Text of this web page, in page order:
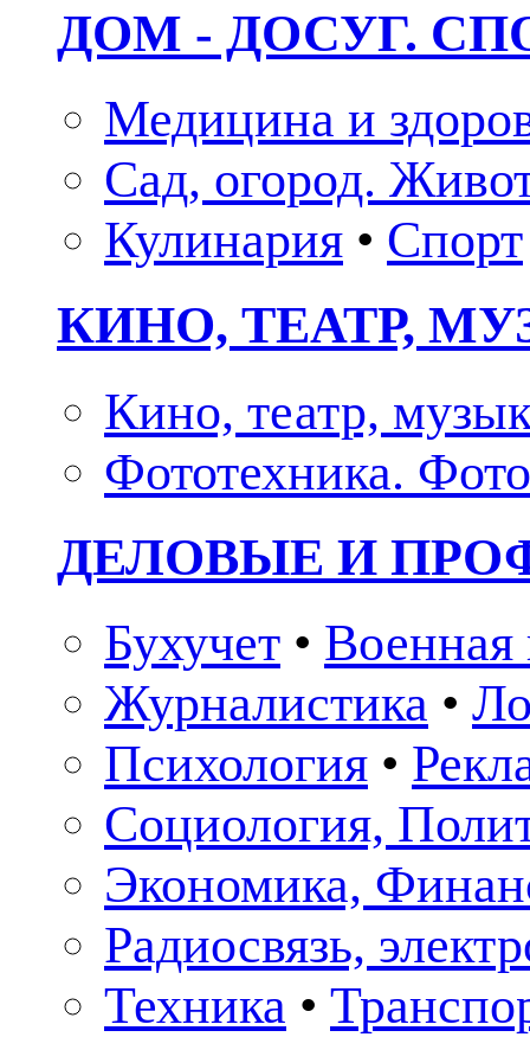
ДОМ - ДОСУГ.
Медицина и
Сад, огород.
Кулинария • Спорт
КИНО, ТЕАТР,
Кино, театр,
Фототехника.
ДЕЛОВЫЕ И
Бухучет • Военная
Журналистика •
Психология •
Социология,
Экономика,
Радиосвязь,
Техника •